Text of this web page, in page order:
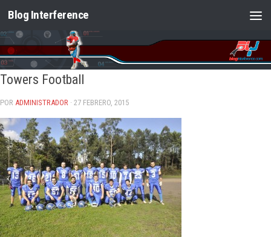
Saltar al contenido
Blog Interference
Towers Football
POR ADMINISTRADOR · 27 FEBRERO, 2015